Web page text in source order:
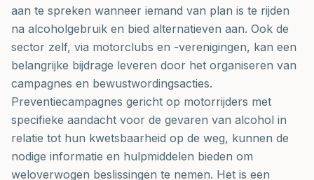
aan te spreken wanneer iemand van plan is te rijden
na alcoholgebruik en bied alternatieven aan. Ook de
sector zelf, via motorclubs en -verenigingen, kan een
belangrijke bijdrage leveren door het organiseren van
campagnes en bewustwordingsacties.
Preventiecampagnes gericht op motorrijders met
specifieke aandacht voor de gevaren van alcohol in
relatie tot hun kwetsbaarheid op de weg, kunnen de
nodige informatie en hulpmiddelen bieden om
weloverwogen beslissingen te nemen. Het is een